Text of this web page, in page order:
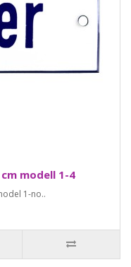
modell 1-4
1-no..